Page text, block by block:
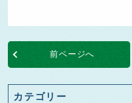
前ページへ
カテゴリー